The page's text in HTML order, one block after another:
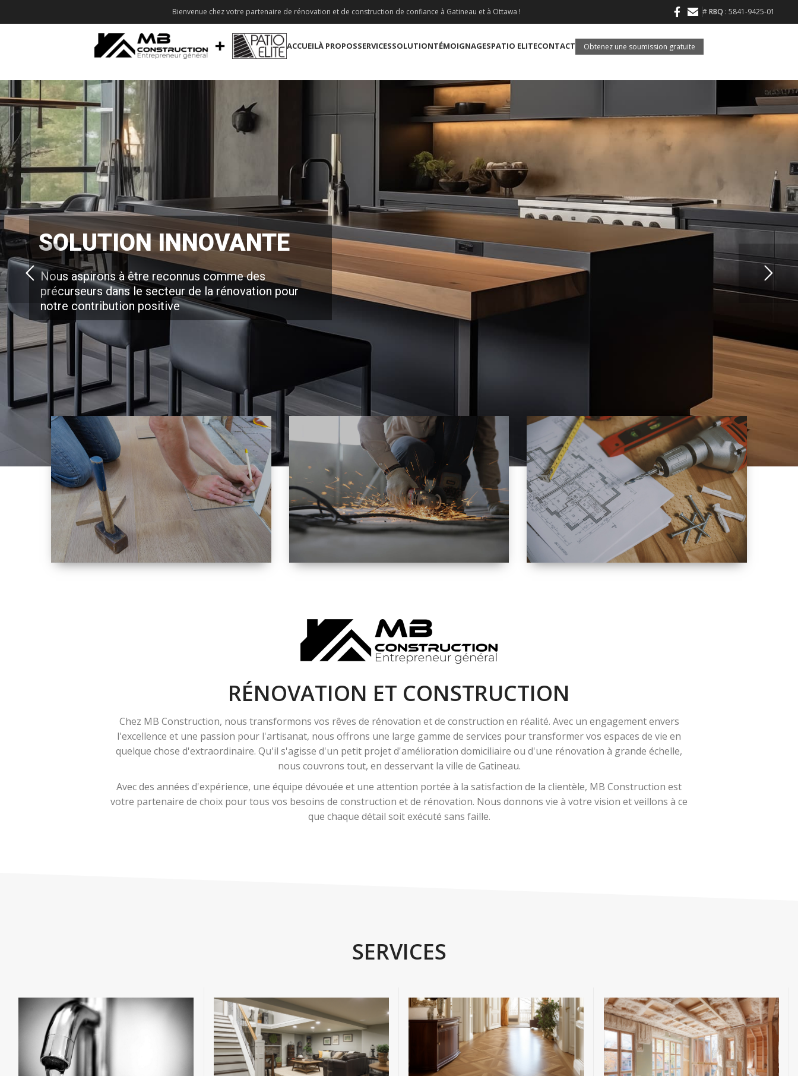
Bienvenue chez votre partenaire de rénovation et de construction de confiance à Gatineau et à Ottawa ! #RBQ : 5841-9425-01
ACCUEILÀ PROPOSSERVICESSOLUTIONTÉMOIGNAGESPATIO ELITECONTACT Obtenez une soumission gratuite
SOLUTION INNOVANTE
Nous aspirons à être reconnus comme des
précurseurs dans le secteur de la rénovation pour
notre contribution positive
INTÉRIEURE ET
EXTÉRIEURE
RÉNOVATION ET CONSTRUCTION
Chez MB Construction, nous transformons vos rêves de rénovation et de construction en réalité. Avec un engagement envers
l'excellence et une passion pour l'artisanat, nous offrons une large gamme de services pour transformer vos espaces de vie en
quelque chose d'extraordinaire. Qu'il s'agisse d'un petit projet d'amélioration domiciliaire ou d'une rénovation à grande échelle,
nous couvrons tout, en desservant la ville de Gatineau.
Avec des années d'expérience, une équipe dévouée et une attention portée à la satisfaction de la clientèle, MB Construction est
votre partenaire de choix pour tous vos besoins de construction et de rénovation. Nous donnons vie à votre vision et veillons à ce
que chaque détail soit exécuté sans faille.
SERVICES